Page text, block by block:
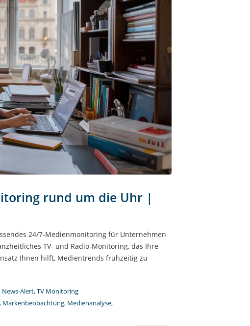
rund um die Uhr |
24/7-Medienmonitoring für Unternehmen
TV- und Radio-Monitoring, das Ihre
Ihnen hilft, Medientrends frühzeitig zu
News-Alert,TV Monitoring
Markenbeobachtung, Medienanalyse,